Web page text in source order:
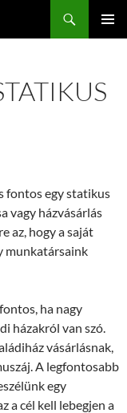
fontos egy statikus
vagy házvásárlás
az, hogy a saját
munkatársaink
ha nagy
házakról van szó.
vásárlásnak,
A legfontosabb
egy
a cél kell lebegjen a